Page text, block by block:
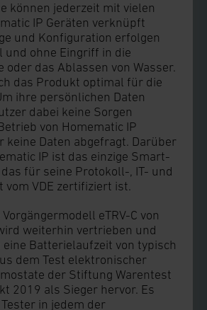
können jederzeit mit vielen
IP Geräten verknüpft
und Konfiguration erfolgen
und ohne Eingriff in die
oder das Ablassen von Wasser.
das Produkt optimal für die
ihre persönlichen Daten
dabei keine Sorgen
von Homematic IP
keine Daten abgefragt. Darüber
IP ist das einzige Smart-
für seine Protokoll-, IT- und
vom VDE zertifiziert ist.
eTRV-C von
weiterhin vertrieben und
Batterielaufzeit von typisch
dem Test elektronischer
der Stiftung Warentest
2019 als Sieger hervor. Es
in jedem der